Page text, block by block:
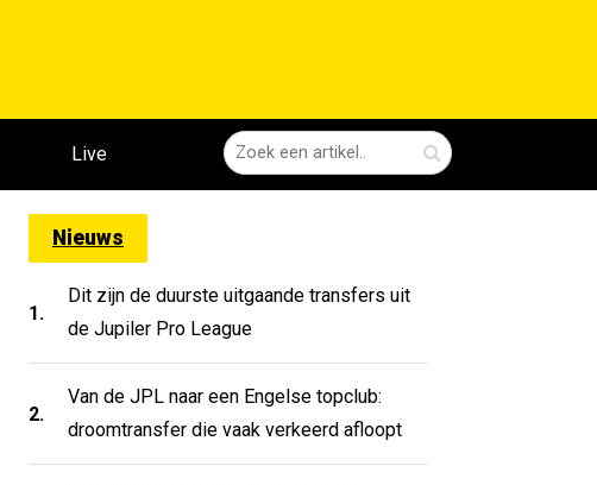
Live
Nieuws
1.
Dit zijn de duurste uitgaande transfers uit
de Jupiler Pro League
2.
Van de JPL naar een Engelse topclub:
droomtransfer die vaak verkeerd afloopt